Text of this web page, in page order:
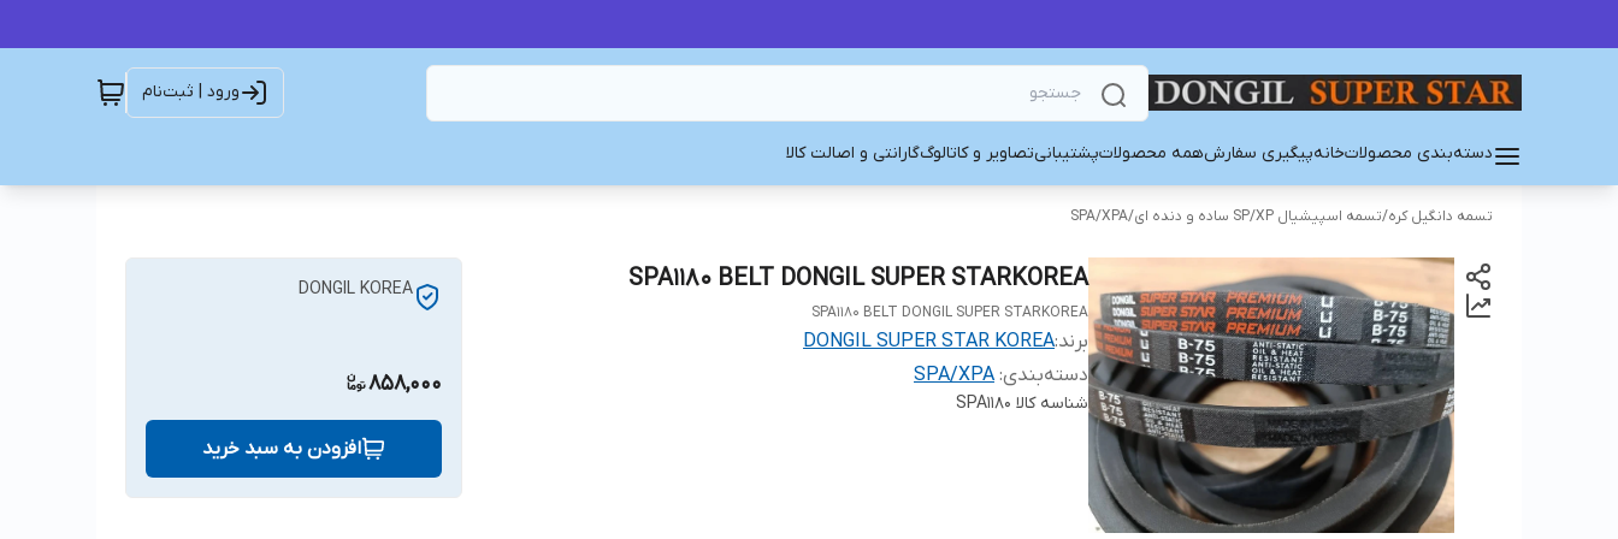
ورود | ثبت‌نام
دسته‌بندی محصولاتخانهپیگیری سفارشهمه محصولاتپشتیبانیتصاویر و کاتالوگگارانتی و اصالت کالا
تسمه دانگیل کره/تسمه اسپیشیال SP/XP ساده و دنده ای /
SPA/XPA
SPA1180 BELT DONGIL SUPER STARKOREA
SPA1180 BELT DONGIL SUPER STARKOREA
برند:DONGIL SUPER STAR KOREA
دسته‌بندی:
SPA/XPA
شناسه کالا SPA1180
DONGIL KOREA
858,000
افزودن به سبد خرید